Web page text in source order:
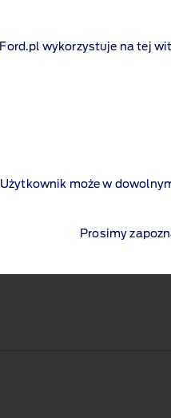
Ford.pl wykorzystuje na tej
Użytkownik może w
Prosimy